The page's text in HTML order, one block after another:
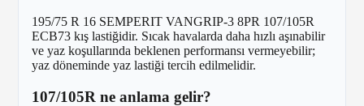
195/75 R 16 SEMPERIT VANGRIP-3 8PR 107/105R
ECB73 kış lastiğidir. Sıcak havalarda daha hızlı aşınabilir
ve yaz koşullarında beklenen performansı vermeyebilir;
yaz döneminde yaz lastiği tercih edilmelidir.
107/105R ne anlama gelir?